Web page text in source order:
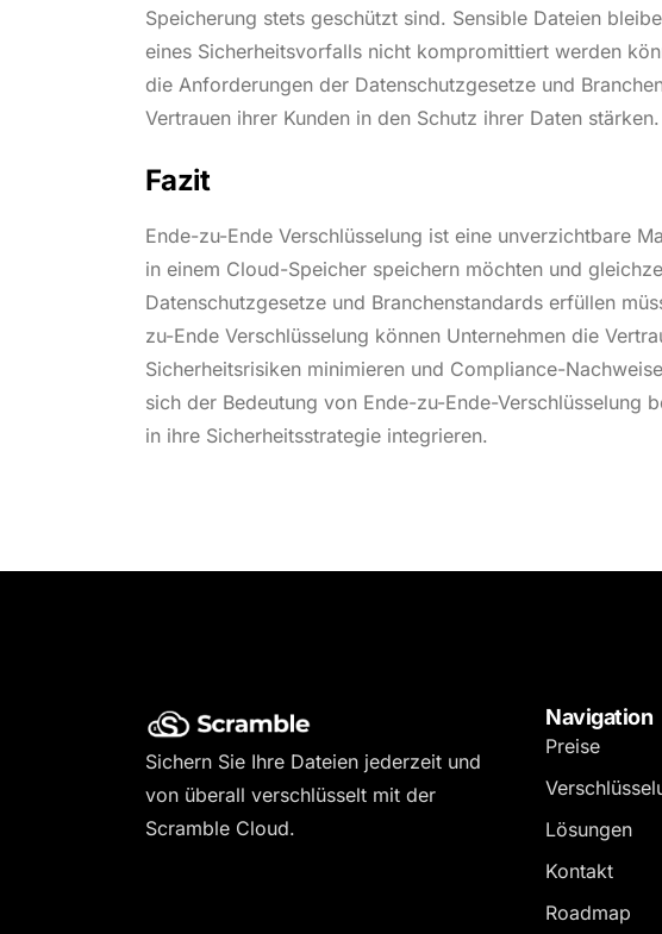
Speicherung stets geschützt sind. Sensible Dateien
eines Sicherheitsvorfalls nicht kompromittiert werden
die Anforderungen der Datenschutzgesetze und
Vertrauen ihrer Kunden in den Schutz ihrer Daten stärken.
Fazit
Ende-zu-Ende Verschlüsselung ist eine unverzichtbare
in einem Cloud-Speicher speichern möchten und
Datenschutzgesetze und Branchenstandards erfüllen
zu-Ende Verschlüsselung können Unternehmen die
Sicherheitsrisiken minimieren und Compliance-
sich der Bedeutung von Ende-zu-Ende-Verschlüsselung
in ihre Sicherheitsstrategie integrieren.
Sichern Sie Ihre Dateien jederzeit und
von überall verschlüsselt mit der
Scramble Cloud.
Navigation
Preise
Lösungen
Kontakt
Roadmap